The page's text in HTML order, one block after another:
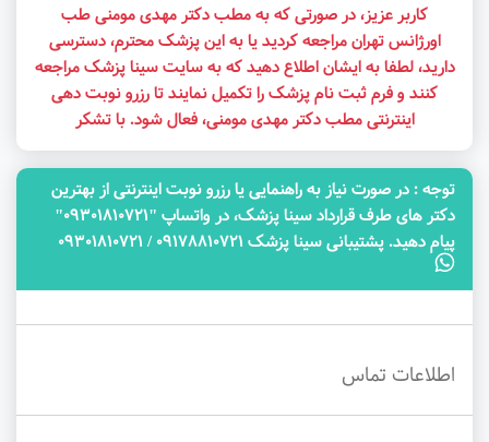
کاربر عزیز، در صورتی که به مطب دکتر مهدی مومنی طب
اورژانس تهران مراجعه کردید یا به این پزشک محترم، دسترسی
دارید، لطفا به ایشان اطلاع دهید که به سایت سینا پزشک مراجعه
کنند و فرم ثبت نام پزشک را تکمیل نمایند تا رزرو نوبت دهی
اینترنتی مطب دکتر مهدی مومنی، فعال شود. با تشکر
توجه‌ : در صورت نیاز به راهنمایی یا رزرو نوبت اینترنتی از بهترین
دکتر های طرف قرارداد سینا پزشک، در واتساپ "09301810721"
پیام دهید. پشتیبانی سینا پزشک 09178810721 / 09301810721
اطلاعات تماس